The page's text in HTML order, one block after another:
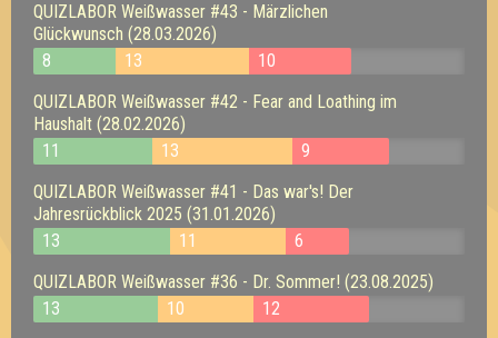
QUIZLABOR Weißwasser #43 - Märzlichen
Glückwunsch (28.03.2026)
8
13
10
QUIZLABOR Weißwasser #42 - Fear and Loathing im
Haushalt (28.02.2026)
11
13
9
QUIZLABOR Weißwasser #41 - Das war's! Der
Jahresrückblick 2025 (31.01.2026)
13
11
6
QUIZLABOR Weißwasser #36 - Dr. Sommer! (23.08.2025)
13
10
12